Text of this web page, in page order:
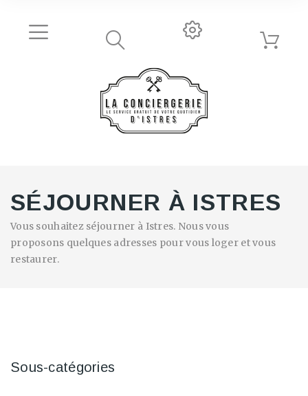
SÉJOURNER À ISTRES
Vous souhaitez séjourner à Istres. Nous vous
proposons quelques adresses pour vous loger et vous
restaurer.
Sous-catégories